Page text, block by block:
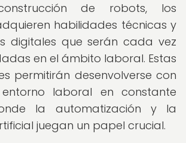
de robots, los
habilidades técnicas y
digitales que serán cada vez
en el ámbito laboral. Estas
permitirán desenvolverse con
laboral en constante
la automatización y la
juegan un papel crucial.